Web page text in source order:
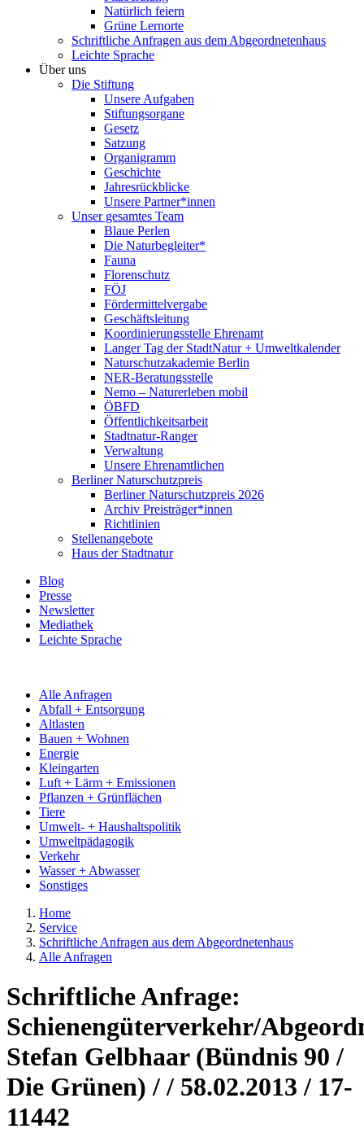
Natürlich feiern
Grüne Lernorte
Schriftliche Anfragen aus dem Abgeordnetenhaus
Leichte Sprache
Über uns
Die Stiftung
Unsere Aufgaben
Stiftungsorgane
Gesetz
Satzung
Organigramm
Geschichte
Jahresrückblicke
Unsere Partner*innen
Unser gesamtes Team
Blaue Perlen
Die Naturbegleiter*
Fauna
Florenschutz
FÖJ
Fördermittelvergabe
Geschäftsleitung
Koordinierungsstelle Ehrenamt
Langer Tag der StadtNatur + Umweltkalender
Naturschutzakademie Berlin
NER-Beratungsstelle
Nemo – Naturerleben mobil
ÖBFD
Öffentlichkeitsarbeit
Stadtnatur-Ranger
Verwaltung
Unsere Ehrenamtlichen
Berliner Naturschutzpreis
Berliner Naturschutzpreis 2026
Archiv Preisträger*innen
Richtlinien
Stellenangebote
Haus der Stadtnatur
Blog
Presse
Newsletter
Mediathek
Leichte Sprache
Alle Anfragen
Abfall + Entsorgung
Altlasten
Bauen + Wohnen
Energie
Kleingarten
Luft + Lärm + Emissionen
Pflanzen + Grünflächen
Tiere
Umwelt- + Haushaltspolitik
Umweltpädagogik
Verkehr
Wasser + Abwasser
Sonstiges
Home
Service
Schriftliche Anfragen aus dem Abgeordnetenhaus
Alle Anfragen
Schriftliche Anfrage:
Schienengüterverkehr/
Stefan Gelbhaar (Bündnis 90 /
Die Grünen) / / 58.02.2013 / 17-
11442